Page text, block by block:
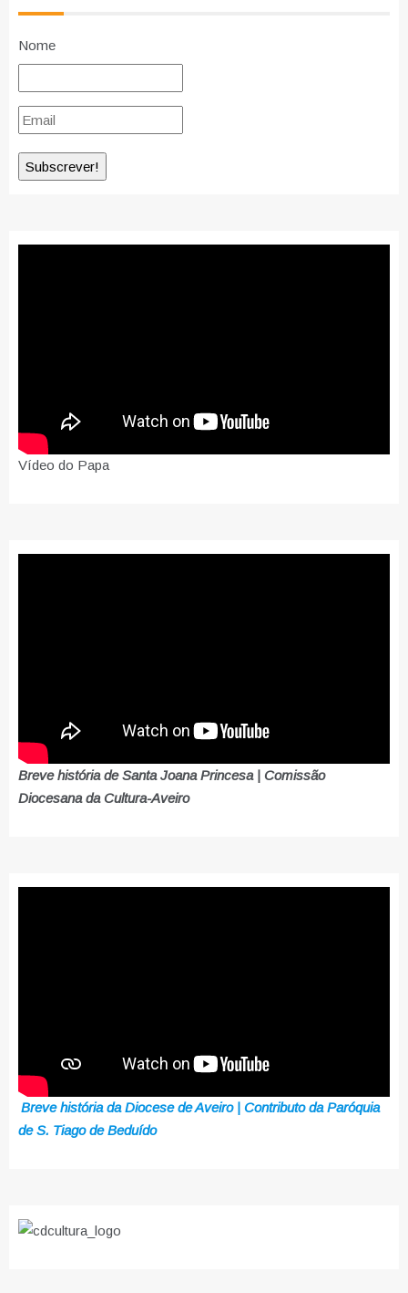
Nome
Vídeo do Papa
Breve história de Santa Joana Princesa | Comissão
Diocesana da Cultura-Aveiro
Breve história da Diocese de Aveiro | Contributo da Paróquia
de S. Tiago de Beduído